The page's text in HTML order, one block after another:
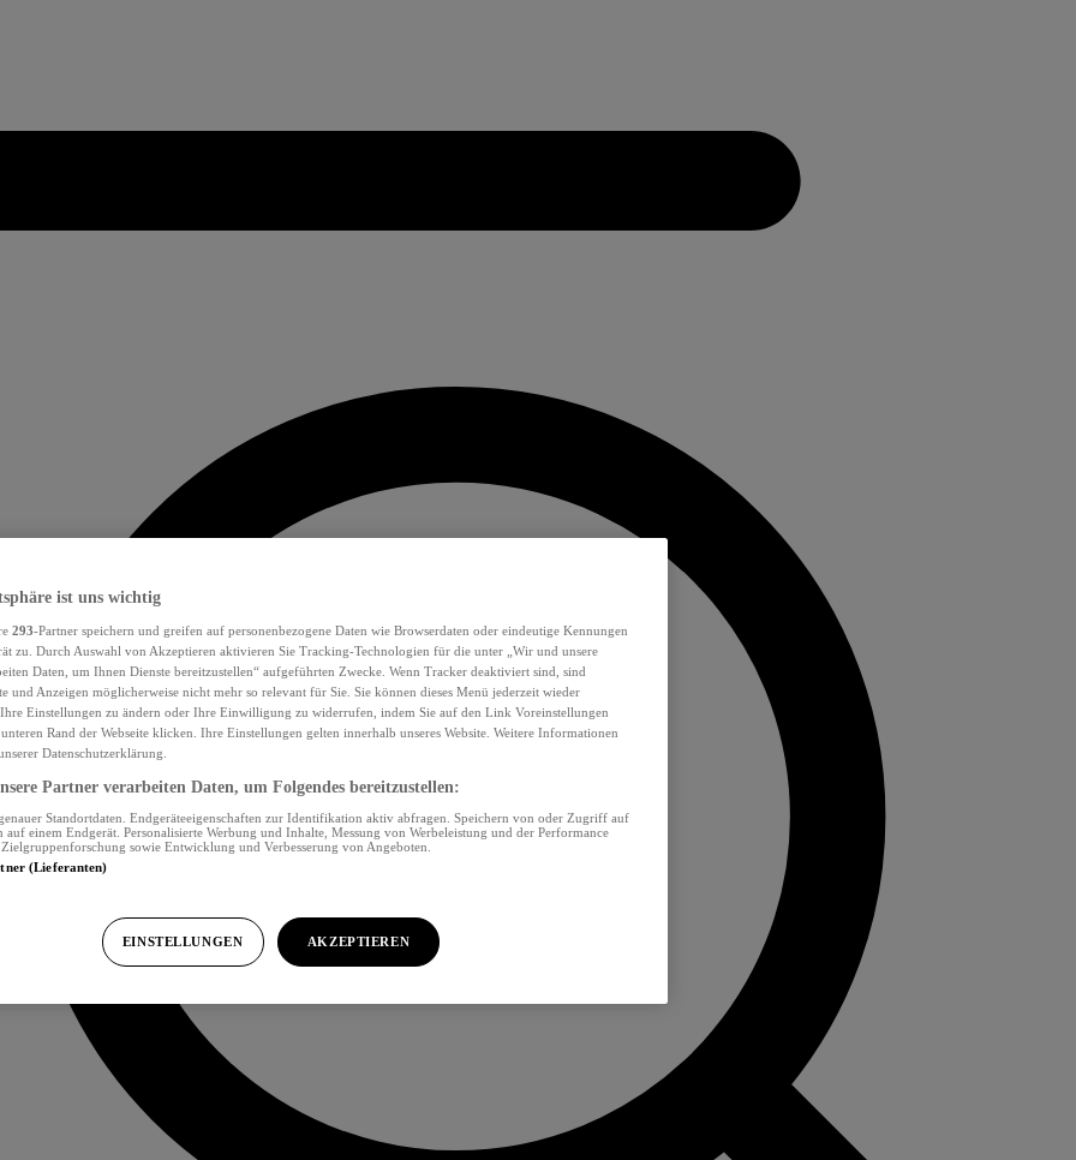
ist uns wichtig
293-Partner speichern und greifen auf personenbezogene Daten wie Browserdaten oder eindeutige Kennungen
zu. Durch Auswahl von Akzeptieren aktivieren Sie Tracking-Technologien für die unter „Wir und unsere
Daten, um Ihnen Dienste bereitzustellen“ aufgeführten Zwecke. Wenn Tracker deaktiviert sind, sind
und Anzeigen möglicherweise nicht mehr so relevant für Sie. Sie können dieses Menü jederzeit wieder
Einstellungen zu ändern oder Ihre Einwilligung zu widerrufen, indem Sie auf den Link Voreinstellungen
Rand der Webseite klicken. Ihre Einstellungen gelten innerhalb unseres Website. Weitere Informationen
Datenschutzerklärung.
Partner verarbeiten Daten, um Folgendes bereitzustellen:
Standortdaten. Endgeräteeigenschaften zur Identifikation aktiv abfragen. Speichern von oder Zugriff auf
einem Endgerät. Personalisierte Werbung und Inhalte, Messung von Werbeleistung und der Performance
sowie Entwicklung und Verbesserung von Angeboten.
(Lieferanten)
EINSTELLUNGEN AKZEPTIEREN